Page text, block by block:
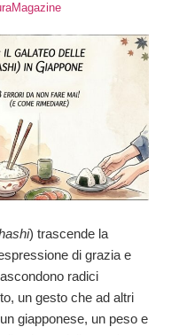
) trascende la
di grazia e
radici
un gesto che ad altri
giapponese, un peso e